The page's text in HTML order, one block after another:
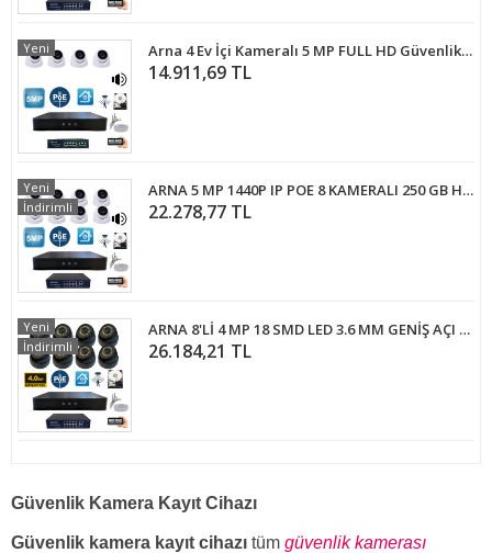
Arna 4 Ev İçi Kameralı 5 MP FULL HD Güvenlik Seti - 320 GB HDD Dahil -ST-543201
14.911,69 TL
Yeni
ARNA 5 MP 1440P IP POE 8 KAMERALI 250 GB HARDDİSK DAHİL İÇ MEKAN GÜVENLİK KAMERA SETİ - ST582501
22.278,77 TL
Yeni
İndirimli
ARNA 8'Lİ 4 MP 18 SMD LED 3.6 MM GENİŞ AÇI 250 GB HDD DAHİL İÇ MEKAN GÜVENLİK KAMERA SETİ - ST482501914
26.184,21 TL
Yeni
İndirimli
Güvenlik Kamera Kayıt Cihazı
Güvenlik kamera kayıt cihazı tüm güvenlik kamerası